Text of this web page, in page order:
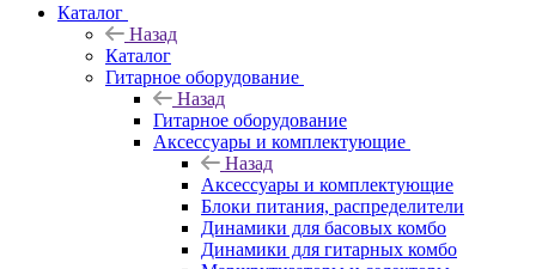
Каталог
Назад
Каталог
Гитарное оборудование
Назад
Гитарное оборудование
Аксессуары и комплектующие
Назад
Аксессуары и комплектующие
Блоки питания, распределители
Динамики для басовых комбо
Динамики для гитарных комбо